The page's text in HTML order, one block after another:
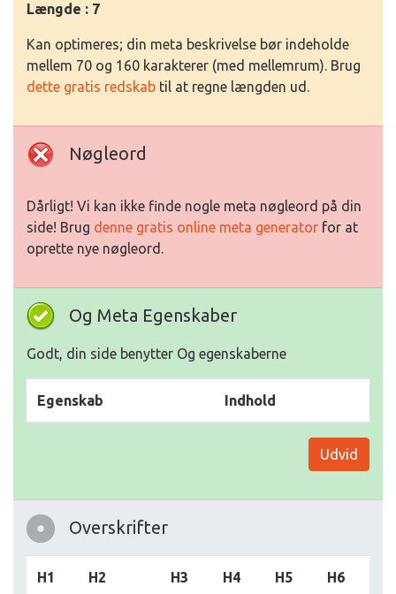
Længde : 7
Kan optimeres; din meta beskrivelse bør indeholde
mellem 70 og 160 karakterer (med mellemrum). Brug
dette gratis redskab til at regne længden ud.
Nøgleord
Dårligt! Vi kan ikke finde nogle meta nøgleord på din
side! Brug denne gratis online meta generator for at
oprette nye nøgleord.
Og Meta Egenskaber
Godt, din side benytter Og egenskaberne
Egenskab Indhold
Udvid
Overskrifter
H1 H2 H3 H4 H5 H6